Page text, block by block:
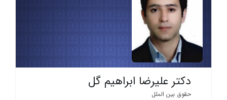
دکتر علیرضا ابراهیم گل
حقوق بین الملل